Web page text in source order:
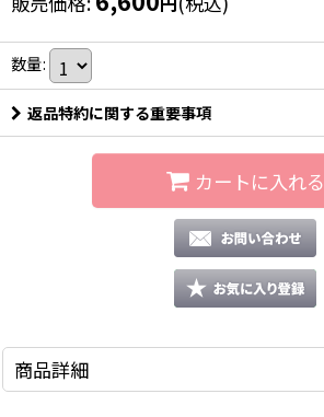
数量:
返品特約に関する重要事項
カートに入れる
商品詳細